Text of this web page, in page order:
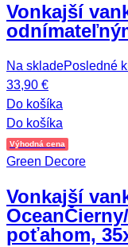
Vonkajší
Na skladePosledné
33,90 €
Do košíka
Do košíka
Výhodná cena
Green Decore
Vonkajší
Ocean
poťahom,